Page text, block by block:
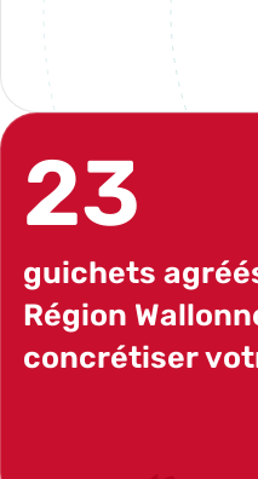
23
guichets
Région
concrétiser